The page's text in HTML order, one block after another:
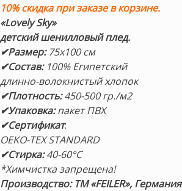
10% скидка при заказе в корзине.
«Lovely Sky»
детский шенилловый плед.
✔Размер:75х100 см
✔Состав: 100% Египетский
длинно-волокнистый хлопок
✔Плотность:450-500 гр./м2
✔Упаковка:пакет ПВХ
✔Сертификат:
OEKO-TEX STANDARD
✔Стирка:40-60°C
*Химчистка запрещена!
Производство: ТМ «FEILER», Германия